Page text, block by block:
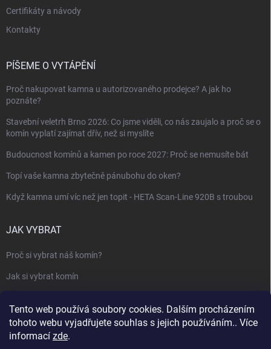
Tento web používá soubory cookies. Dalším procházením
tohoto webu vyjadřujete souhlas s jejich používáním.. Více
informací zde.
Certifikáty a návody
Kontakty
PÍŠEME O VYTÁPĚNÍ
Proč nakupovat kamna u autorizovaného prodejce? A jak ho
poznáte?
Stavební veletrh Brno 2026: Co jsme viděli, co nás zaujalo a proč se o
komín vyplatí zajímat dřív, než si myslíte
Budoucnost komínů a kamen po roce 2027: Proč se nemusíte bát
Topí vaše kamna zbytečně pánubohu do oken?
Když kamna umí víc než jen topit - HETA Scan-Line 920B s troubou
JAK VYBRAT
Proč si vybrat náš komín?
Jak si vybrat komín
Jak vybrat kamna nebo krbovou vložku
Jak postavit krbovou obestavbu